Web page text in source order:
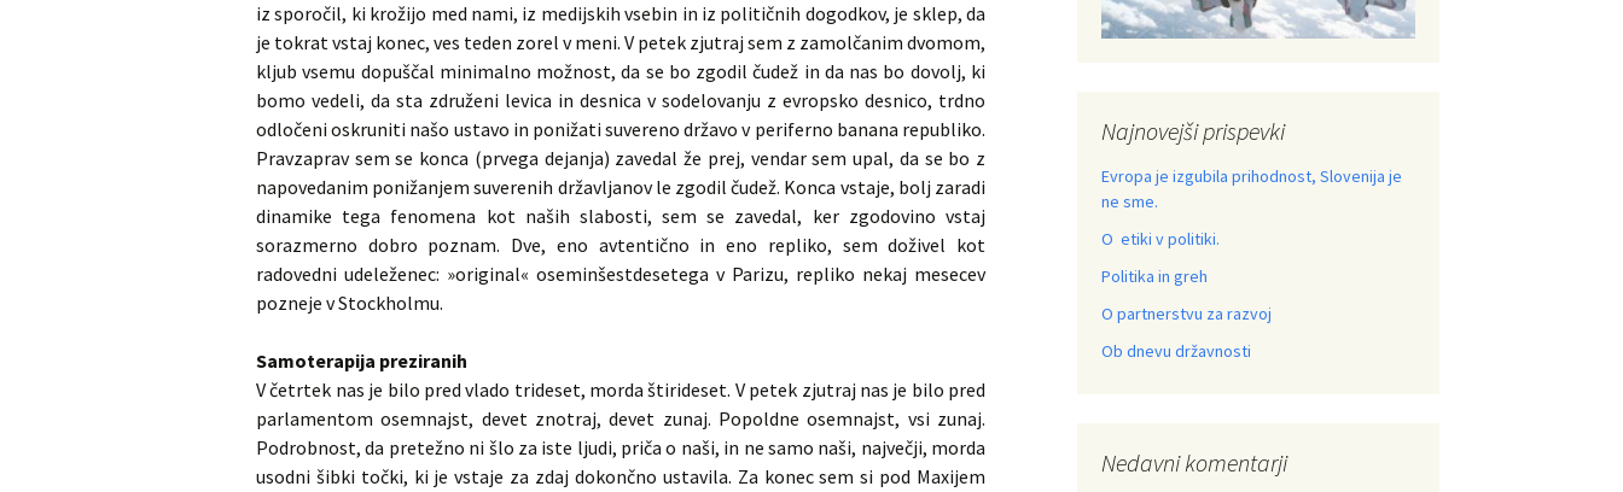
iz sporočil, ki krožijo med nami, iz medijskih vsebin in iz političnih dogodkov, je sklep, da
je tokrat vstaj konec, ves teden zorel v meni. V petek zjutraj sem z zamolčanim dvomom,
kljub vsemu dopuščal minimalno možnost, da se bo zgodil čudež in da nas bo dovolj, ki
bomo vedeli, da sta združeni levica in desnica v sodelovanju z evropsko desnico, trdno
odločeni oskruniti našo ustavo in ponižati suvereno državo v periferno banana republiko.
Pravzaprav sem se konca (prvega dejanja) zavedal že prej, vendar sem upal, da se bo z
napovedanim ponižanjem suverenih državljanov le zgodil čudež. Konca vstaje, bolj zaradi
dinamike tega fenomena kot naših slabosti, sem se zavedal, ker zgodovino vstaj
sorazmerno dobro poznam. Dve, eno avtentično in eno repliko, sem doživel kot
radovedni udeleženec: »original« oseminšestdesetega v Parizu, repliko nekaj mesecev
pozneje v Stockholmu.
Samoterapija preziranih
V četrtek nas je bilo pred vlado trideset, morda štirideset. V petek zjutraj nas je bilo pred
parlamentom osemnajst, devet znotraj, devet zunaj. Popoldne osemnajst, vsi zunaj.
Podrobnost, da pretežno ni šlo za iste ljudi, priča o naši, in ne samo naši, največji, morda
usodni šibki točki, ki je vstaje za zdaj dokončno ustavila. Za konec sem si pod Maxijem
Najnovejši prispevki
Evropa je izgubila prihodnost, Slovenija je
ne sme.
O etiki v politiki.
Politika in greh
O partnerstvu za razvoj
Ob dnevu državnosti
Nedavni komentarji